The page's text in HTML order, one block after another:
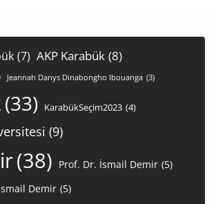
(7) AKP Karabük (8)
Jeannah Danys Dinabongho Ibouanga (3)
(33) KarabükSeçim2023 (4)
(9)
(38) Prof. Dr. İsmail Demir (5)
Demir (5)